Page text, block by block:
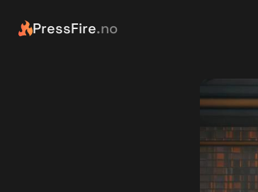
PressFire.no